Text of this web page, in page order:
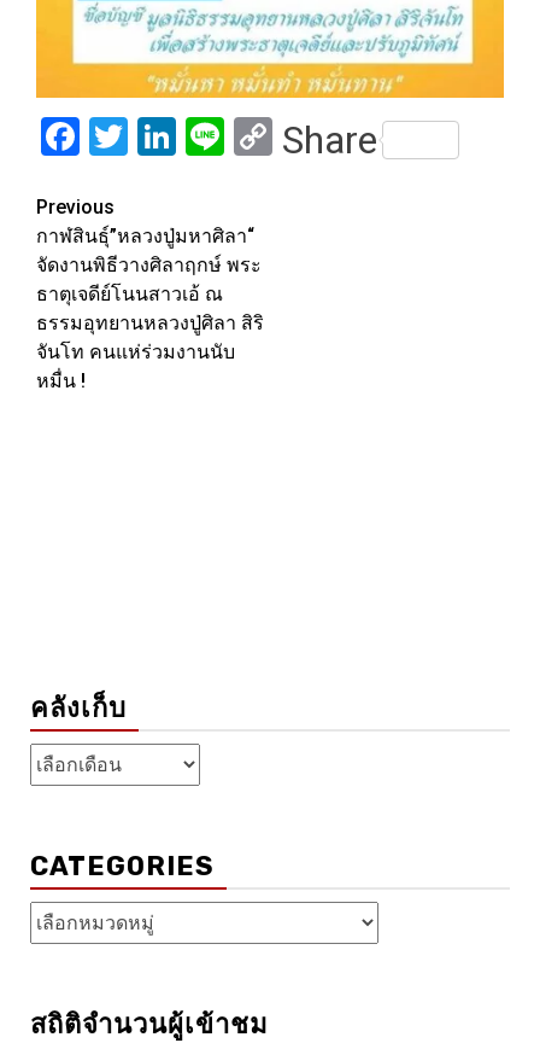
Facebook
Twitter
LinkedIn
LineCopy
Share
Post
navigation
Previous
กาฬสินธุ์”หลวงปู่มหาศิลา“
จัดงานพิธีวางศิลาฤกษ์ พระ
ธาตุเจดีย์โนนสาวเอ้ ณ
ธรรมอุทยานหลวงปู่ศิลา สิริ
จันโท คนแห่ร่วมงานนับ
หมื่น !
คลังเก็บ
คลัง
เก็บ
CATEGORIES
Categories
สถิติจำนวนผู้เข้าชม